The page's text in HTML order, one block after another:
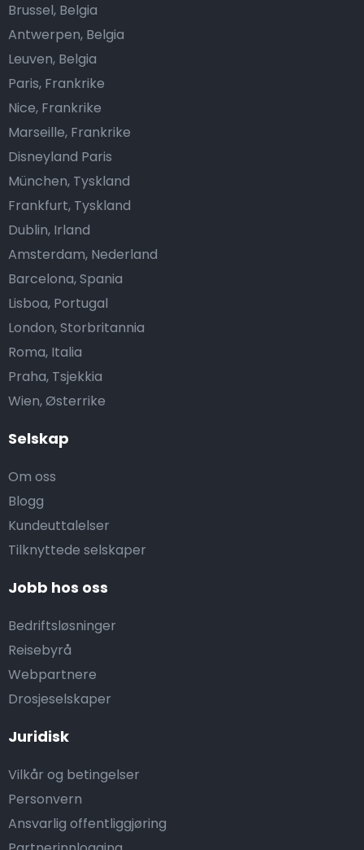
Selskap
Om oss
Blogg
Kundeuttalelser
Tilknyttede selskaper
Jobb hos oss
Bedriftsløsninger
Reisebyrå
Webpartnere
Drosjeselskaper
Juridisk
Vilkår og betingelser
Personvern
Ansvarlig offentliggjøring
Brussel, Belgia
Antwerpen, Belgia
Leuven, Belgia
Paris, Frankrike
Nice, Frankrike
Marseille, Frankrike
Disneyland Paris
München, Tyskland
Frankfurt, Tyskland
Dublin, Irland
Amsterdam, Nederland
Barcelona, Spania
Lisboa, Portugal
London, Storbritannia
Roma, Italia
Praha, Tsjekkia
Wien, Østerrike